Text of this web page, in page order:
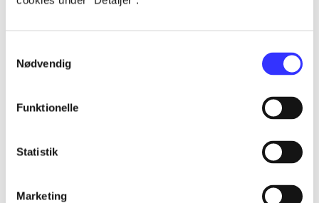
Nødvendig
Funktionelle
Statistik
Marketing